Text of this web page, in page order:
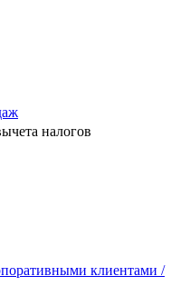
налогов
клиентами /